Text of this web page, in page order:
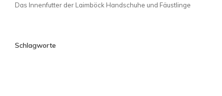
Das Innenfutter der Laimböck Handschuhe und Fäustlinge
Schlagworte